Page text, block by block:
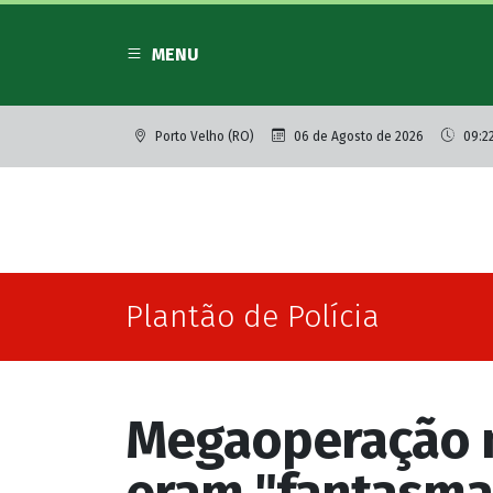
MENU
Porto Velho (RO) 06 de Agosto de 2026